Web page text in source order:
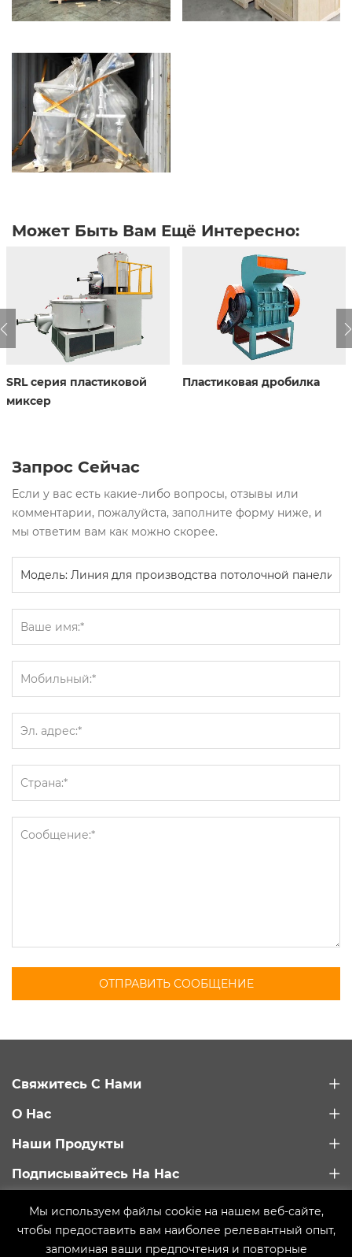
Мы используем файлы cookie на нашем веб-сайте,
чтобы предоставить вам наиболее релевантный опыт,
запоминая ваши предпочтения и повторные
Может Быть Вам Ещё Интересно:
SRL серия пластиковой
миксер
Пластиковая дробилка
Запрос Сейчас
Если у вас есть какие-либо вопросы, отзывы или
комментарии, пожалуйста, заполните форму ниже, и
мы ответим вам как можно скорее.
ОТПРАВИТЬ СООБЩЕНИЕ
Свяжитесь С Нами
О Нас
Наши Продукты
Подписывайтесь На Нас
Ссылка на сайт: Baidu